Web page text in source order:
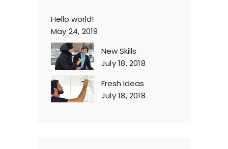
Hello world!
May 24, 2019
New Skills
July 18, 2018
Fresh Ideas
July 18, 2018